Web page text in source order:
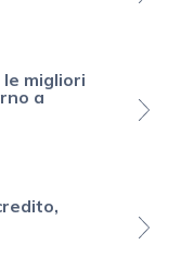
migliori
a